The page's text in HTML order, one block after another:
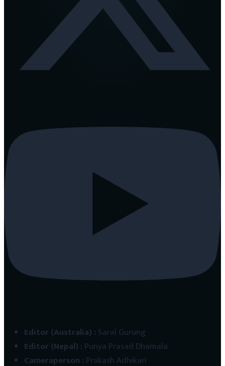
Editor (Australia) : Saral Gurung
Editor (Nepal) : Punya Prasad Dhamala
Cameraperson : Prakash Adhikari